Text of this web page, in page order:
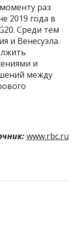
раз
2019 года в
Среди тем
и Венесуэла.
и
между
www.rbc.ru